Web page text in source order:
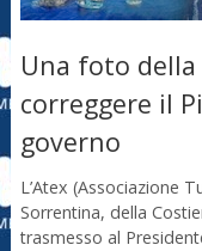
Una foto
correggere il
governo
L’Atex (Associazione
Sorrentina, della
trasmesso al